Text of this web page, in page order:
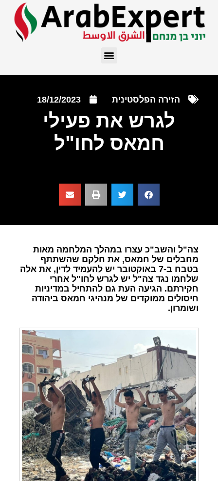
הזירה הפלסטינית 18/12/2023
לגרש את פעילי
חמאס לחו"ל
צה"ל והשב"כ עצרו במהלך המלחמה מאות
מחבלים של חמאס, את חלקם שהשתתף
בטבח ב-7 באוקטובר יש להעמיד לדין, את אלה
שלחמו נגד צה"ל יש לגרש לחו"ל אחרי
חקירתם. הגיעה העת גם להתחיל במדיניות
חיסולים ממוקדים של מנהיגי חמאס ביהודה
ושומרון.